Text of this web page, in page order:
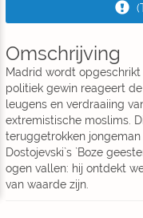
Omschrijving
Madrid wordt
politiek gewin reageert
leugens en verdraaiing
extremistische moslims.
teruggetrokken
Dostojevski`s `Boze
ogen vallen: hij ontdekt
van waarde zijn.